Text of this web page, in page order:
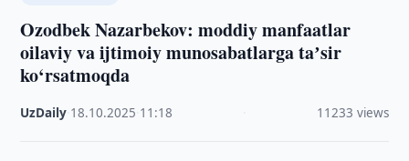
Ozodbek Nazarbekov: moddiy manfaatlar
oilaviy va ijtimoiy munosabatlarga taʼsir
ko‘rsatmoqda
UzDaily 18.10.2025 11:18 11233 views